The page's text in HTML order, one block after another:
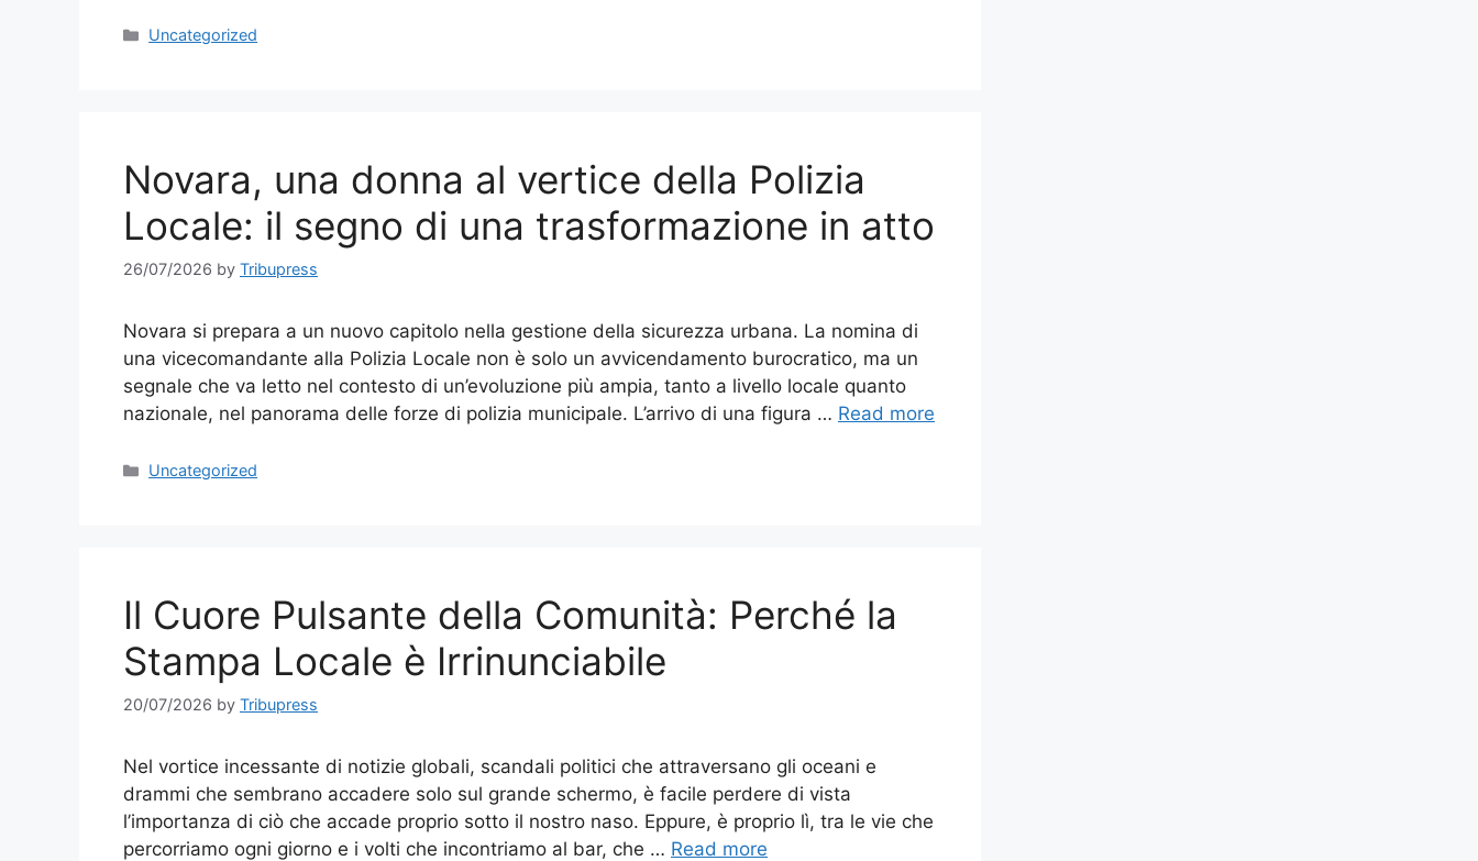
Categories
Uncategorized
Novara, una donna al vertice della Polizia
Locale: il segno di una trasformazione in atto
26/07/2026 by Tribupress
Novara si prepara a un nuovo capitolo nella gestione della sicurezza urbana. La nomina di
una vicecomandante alla Polizia Locale non è solo un avvicendamento burocratico, ma un
segnale che va letto nel contesto di un’evoluzione più ampia, tanto a livello locale quanto
nazionale, nel panorama delle forze di polizia municipale. L’arrivo di una figura … Read more
Categories
Uncategorized
Il Cuore Pulsante della Comunità: Perché la
Stampa Locale è Irrinunciabile
20/07/2026 by Tribupress
Nel vortice incessante di notizie globali, scandali politici che attraversano gli oceani e
drammi che sembrano accadere solo sul grande schermo, è facile perdere di vista
l’importanza di ciò che accade proprio sotto il nostro naso. Eppure, è proprio lì, tra le vie che
percorriamo ogni giorno e i volti che incontriamo al bar, che … Read more